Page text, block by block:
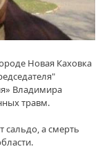
Новая Каховка
Владимира
травм.
сальдо, а смерть